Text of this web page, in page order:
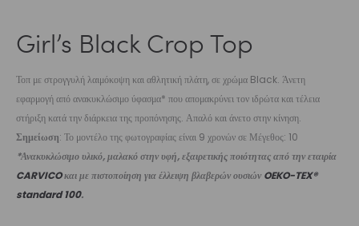
Girl’s Black Crop Top
Τοπ με στρογγυλή λαιμόκοψη και αθλητική πλάτη, σε χρώμα Black. Άνετη
εφαρμογή από ανακυκλώσιμο ύφασμα* που απομακρύνει τον ιδρώτα και τέλεια
στήριξη κατά την διάρκεια της προπόνησης. Απαλό και άνετο στην κίνηση.
Σημείωση: Το μοντέλο της φωτογραφίας είναι 9 χρονών σε Μέγεθος: 10
*Ανακυκλώσιμο υλικό, μαλακό στην υφή, εξαιρετικής ποιότητας από την εταιρία
CARVICOκαι με πιστοποίηση για έλλειψη βλαβερών ουσιών OEKO-TEX®
standard 100.